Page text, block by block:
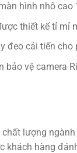
hình nhô
thiết kế tỉ mỉ
đeo cải tiến
bảo vệ camera
lượng ngành
khách hàng